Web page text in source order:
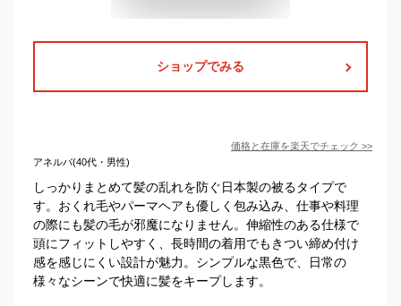
ショップでみる
価格と在庫を楽天でチェック >>
アネルバ(40代・男性)
しっかりまとめて髪の乱れを防ぐ日本製の被るタイプで
す。おくれ毛やパーマヘアも優しく包み込み、仕事や料理
の際にも髪の毛が邪魔になりません。伸縮性のある仕様で
頭にフィットしやすく、長時間の着用でもきつい締め付け
感を感じにくい設計が魅力。シンプルな黒色で、日常の
様々なシーンで快適に髪をキープします。